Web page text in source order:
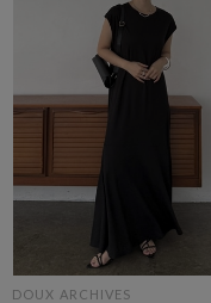
DOUX ARCHIVES